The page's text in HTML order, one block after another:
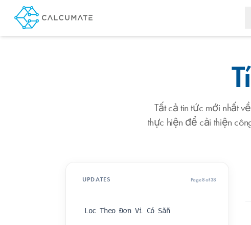
Tất cả tin tức mới nhất
thực hiện để cải thiện
UPDATES Page 8 of 38
Lọc Theo Đơn Vị Có Sẵn